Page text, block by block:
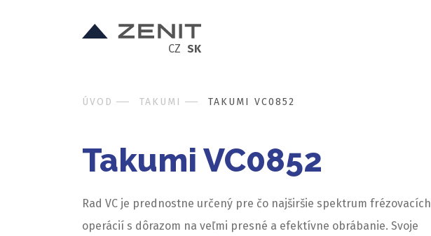
CZ SK
ÚVOD TAKUMI TAKUMI VC0852
Takumi VC0852
Rad VC je prednostne určený pre čo najširšie spektrum frézovacích
operácií s dôrazom na veľmi presné a efektívne obrábanie. Svoje